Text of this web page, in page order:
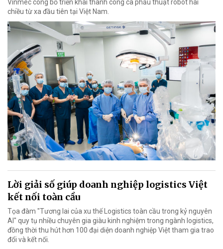
Vinmec công bố triển khai thành công ca phẫu thuật robot hai
chiều từ xa đầu tiên tại Việt Nam.
Lời giải số giúp doanh nghiệp logistics Việt
kết nối toàn cầu
Tọa đàm "Tương lai của xu thế Logistics toàn cầu trong kỷ nguyên
AI" quy tụ nhiều chuyên gia giàu kinh nghiệm trong ngành logistics,
đồng thời thu hút hơn 100 đại diện doanh nghiệp Việt tham gia trao
đổi và kết nối.